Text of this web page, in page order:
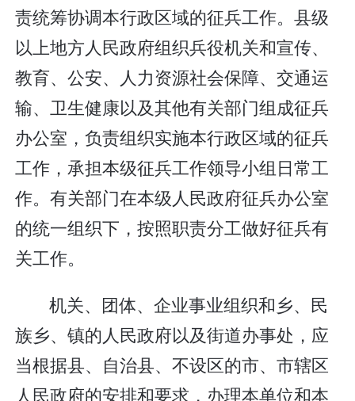
责统筹协调本行政区域的征兵工作。县级
以上地方人民政府组织兵役机关和宣传、
教育、公安、人力资源社会保障、交通运
输、卫生健康以及其他有关部门组成征兵
办公室，负责组织实施本行政区域的征兵
工作，承担本级征兵工作领导小组日常工
作。有关部门在本级人民政府征兵办公室
的统一组织下，按照职责分工做好征兵有
关工作。
机关、团体、企业事业组织和乡、民
族乡、镇的人民政府以及街道办事处，应
当根据县、自治县、不设区的市、市辖区
人民政府的安排和要求，办理本单位和本